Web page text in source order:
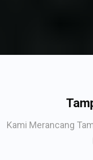
Kami Merancang